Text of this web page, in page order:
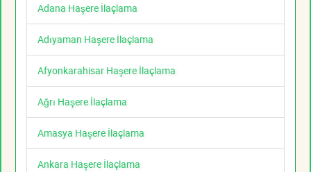
Adana Haşere İlaçlama
Adıyaman Haşere İlaçlama
Afyonkarahisar Haşere İlaçlama
Ağrı Haşere İlaçlama
Amasya Haşere İlaçlama
Ankara Haşere İlaçlama